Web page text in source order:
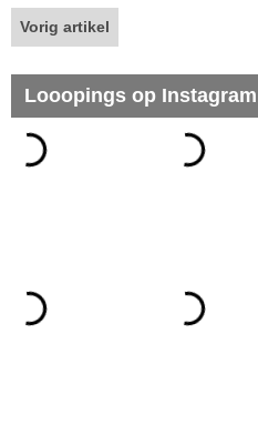
Vorig artikel
Looopings op Instagram